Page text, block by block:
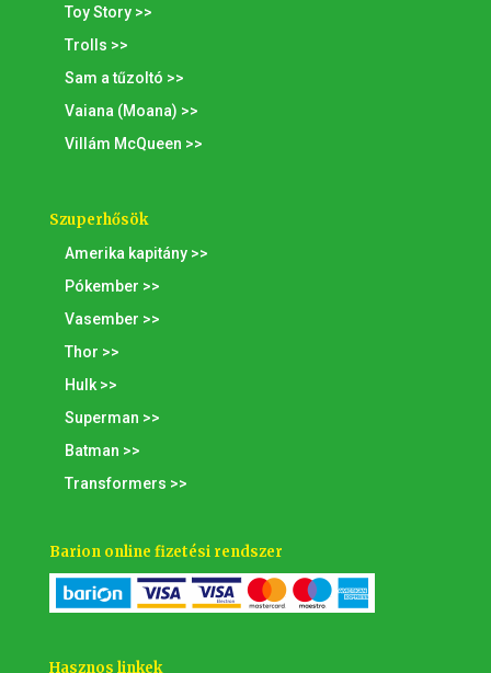
Toy Story >>
Trolls >>
Sam a tűzoltó >>
Vaiana (Moana) >>
Villám McQueen >>
Szuperhősök
Amerika kapitány >>
Pókember >>
Vasember >>
Thor >>
Hulk >>
Superman >>
Batman >>
Transformers >>
Barion online fizetési rendszer
Hasznos linkek